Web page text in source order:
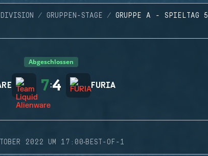
GRUPPEN-STAGE GRUPPE A - SPIELTAG 5
Abgeschlossen
7:4 FURIA
2022 UM 17:00·BEST-OF-1